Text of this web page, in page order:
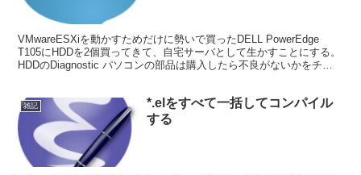
VMwareESXiを動かすためだけに勢いで買ったDELL PowerEdge
T105にHDDを2個買ってきて、自宅サーバとして生かすことにする。
HDDのDiagnostic パソコンの部品は購入したら不良がないかをチェ
雑記
*.elをすべて一括してコンパイル
する